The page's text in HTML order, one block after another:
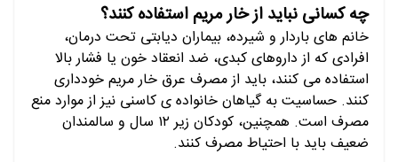
چه کسانی نباید از خار مریم استفاده کنند؟
خانم های باردار و شیرده، بیماران دیابتی تحت درمان،
افرادی که از داروهای کبدی، ضد انعقاد خون یا فشار بالا
استفاده می کنند، باید از مصرف عرق خار مریم خودداری
کنند. حساسیت به گیاهان خانواده ی کاسنی نیز از موارد منع
مصرف است. همچنین، کودکان زیر ۱۲ سال و سالمندان
ضعیف باید با احتیاط مصرف کنند.